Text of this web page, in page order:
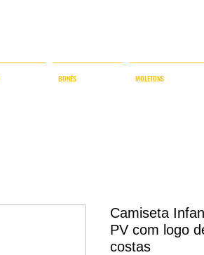
BONÉS MOLETONS
Camiseta
PV com logo
costas